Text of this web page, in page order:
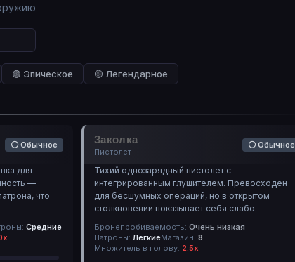
🟣 Эпическое 🟡 Легендарное
⚪ Обычное
для
—
что
Средние
Заколка
Пистолет
⚪ Обычное
Тихий однозарядный пистолет с
интегрированным глушителем. Превосходен
для бесшумных операций, но в открытом
столкновении показывает себя слабо.
Бронепробиваемость: Очень низкая
Патроны: ЛегкиеМагазин: 8
Множитель в голову: 2.5х